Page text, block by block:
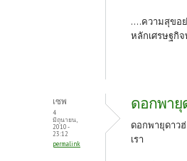
....ความสุขอ
หลักเศรษฐกิจ
เซพ
4
มิถุนายน,
2010 -
23:12
permalink
ดอกพายุ
ดอกพายุดาวฮ่
เรา